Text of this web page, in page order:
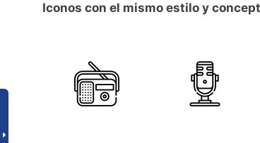
Iconos con el mismo estilo y